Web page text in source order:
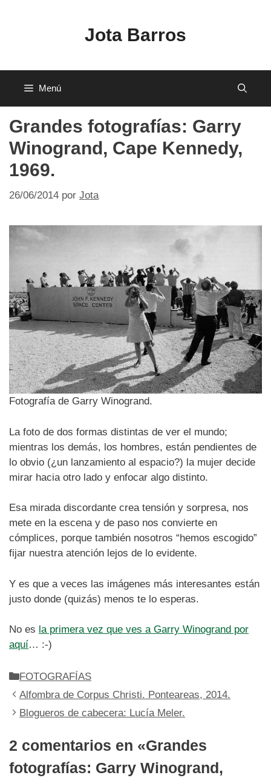
Jota Barros
Menú
Grandes fotografías: Garry
Winogrand, Cape Kennedy,
1969.
26/06/2014 por Jota
Fotografía de Garry Winogrand.
La foto de dos formas distintas de ver el mundo;
mientras los demás, los hombres, están pendientes de
lo obvio (¿un lanzamiento al espacio?) la mujer decide
mirar hacia otro lado y enfocar algo distinto.
Esa mirada discordante crea tensión y sorpresa, nos
mete en la escena y de paso nos convierte en
cómplices, porque también nosotros “hemos escogido”
fijar nuestra atención lejos de lo evidente.
Y es que a veces las imágenes más interesantes están
justo donde (quizás) menos te lo esperas.
No es la primera vez que ves a Garry Winogrand por
aquí… :-)
Categorías
FOTOGRAFÍAS
Alfombra de Corpus Christi. Ponteareas, 2014.
Blogueros de cabecera: Lucía Meler.
2 comentarios en «Grandes
fotografías: Garry Winogrand,